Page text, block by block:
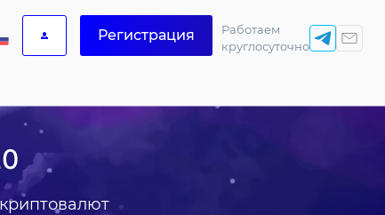
Регистрация
Работаем
круглосуточно